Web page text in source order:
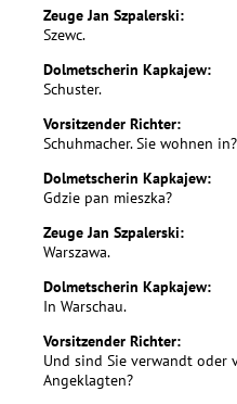
Zeuge Jan Szpalerski:
Szewc.
Dolmetscherin Kapkajew:
Schuster.
Vorsitzender Richter:
Schuhmacher. Sie wohnen in?
Dolmetscherin Kapkajew:
Gdzie pan mieszka?
Zeuge Jan Szpalerski:
Warszawa.
Dolmetscherin Kapkajew:
In Warschau.
Vorsitzender Richter:
Und sind Sie verwandt oder
Angeklagten?